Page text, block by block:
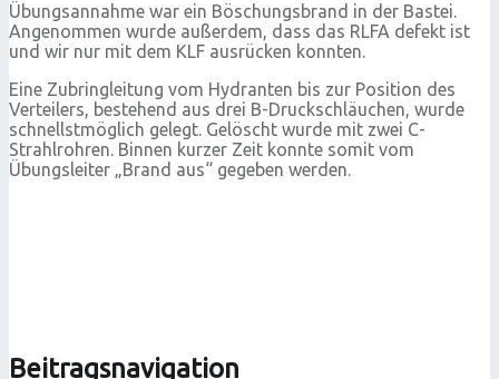
Übungsannahme war ein Böschungsbrand in der Bastei.
Angenommen wurde außerdem, dass das RLFA defekt ist
und wir nur mit dem KLF ausrücken konnten.
Eine Zubringleitung vom Hydranten bis zur Position des
Verteilers, bestehend aus drei B-Druckschläuchen, wurde
schnellstmöglich gelegt. Gelöscht wurde mit zwei C-
Strahlrohren. Binnen kurzer Zeit konnte somit vom
Übungsleiter „Brand aus“ gegeben werden.
Beitragsnavigation